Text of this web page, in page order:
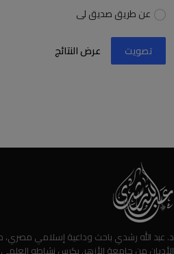
عن طريق صديق لى
تصويت عرض النتائج
د. عبد الله رشدي باحث وداعية إسلامي مصري،
الأديان من جامعة الأزهر. يكرس نشاطه